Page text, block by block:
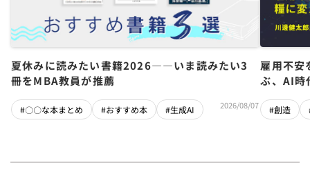
夏休みに読みたい書籍2026――いま読みたい3
冊をMBA教員が推薦
#〇〇な本まとめ #おすすめ本 #生成AI 2026/08/07
雇用不
ぶ、AI時
#創造